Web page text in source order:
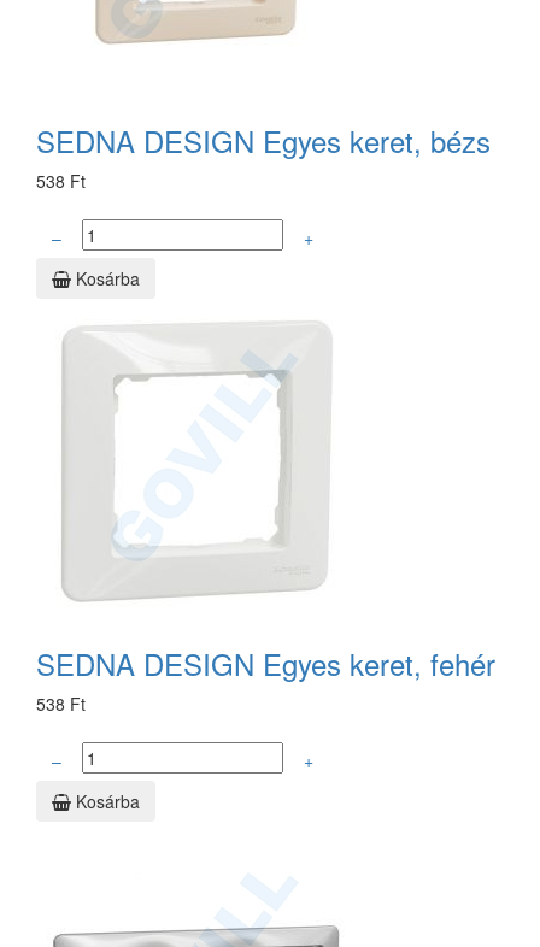
SEDNA DESIGN Egyes keret, bézs
538 Ft
–
+
Kosárba
SEDNA DESIGN Egyes keret, fehér
538 Ft
–
+
Kosárba